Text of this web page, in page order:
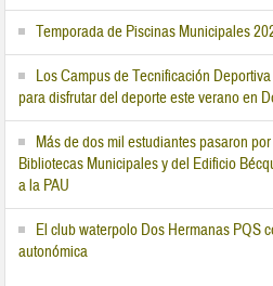
Temporada de Piscinas Municipales
Los Campus de Tecnificación
para disfrutar del deporte este verano en
Más de dos mil estudiantes pasaron
Bibliotecas Municipales y del Edificio
a la PAU
El club waterpolo Dos Hermanas PQS
autonómica